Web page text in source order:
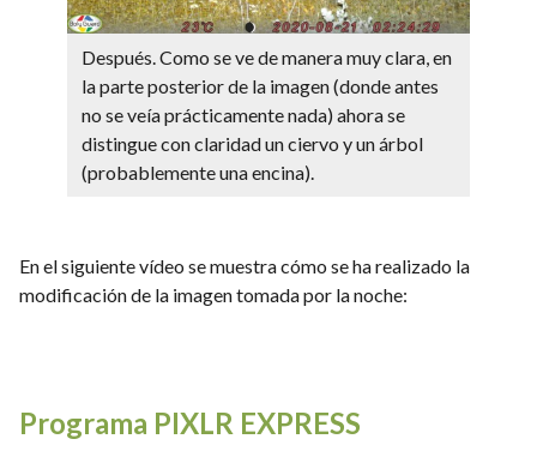
Después. Como se ve de manera muy clara, en
la parte posterior de la imagen (donde antes
no se veía prácticamente nada) ahora se
distingue con claridad un ciervo y un árbol
(probablemente una encina).
En el siguiente vídeo se muestra cómo se ha realizado la
modificación de la imagen tomada por la noche:
Programa PIXLR EXPRESS